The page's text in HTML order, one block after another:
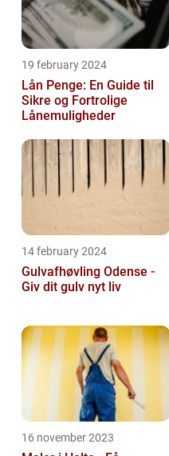
19 february 2024
Lån Penge: En Guide til
Sikre og Fortrolige
Lånemuligheder
14 february 2024
Gulvafhøvling Odense -
Giv dit gulv nyt liv
16 november 2023